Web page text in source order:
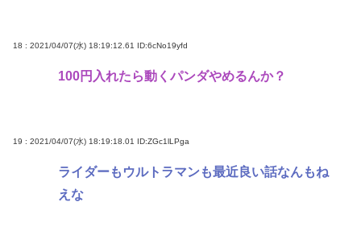
18 : 2021/04/07(水) 18:19:12.61 ID:6cNo19yfd
100円入れたら動くパンダやめるんか？
19 : 2021/04/07(水) 18:19:18.01 ID:ZGc1lLPga
ライダーもウルトラマンも最近良い話なんもね
えな